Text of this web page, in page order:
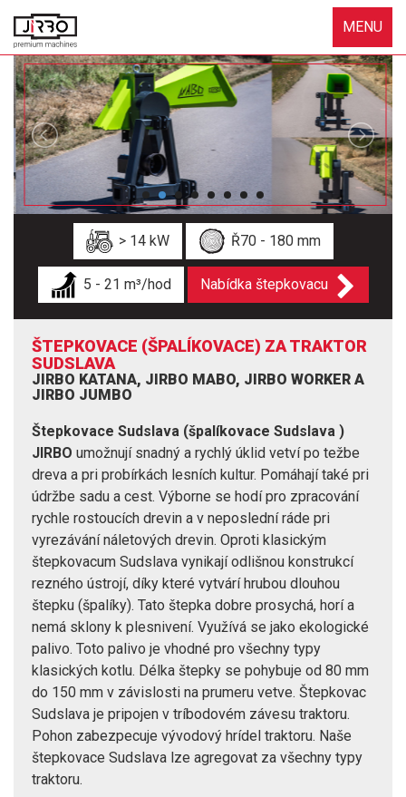
MENU
> 14 kW Ř70 - 180 mm
5 - 21 m³/hod Nabídka štepkovacu
ŠTEPKOVACE (ŠPALÍKOVACE) ZA TRAKTOR
SUDSLAVA
JIRBO KATANA, JIRBO MABO, JIRBO WORKER A
JIRBO JUMBO
Štepkovace Sudslava (špalíkovace Sudslava )
JIRBO umožnují snadný a rychlý úklid vetví po težbe
dreva a pri probírkách lesních kultur. Pomáhají také pri
údržbe sadu a cest. Výborne se hodí pro zpracování
rychle rostoucích drevin a v neposlední ráde pri
vyrezávání náletových drevin. Oproti klasickým
štepkovacum Sudslava vynikají odlišnou konstrukcí
rezného ústrojí, díky které vytvárí hrubou dlouhou
štepku (špalíky). Tato štepka dobre prosychá, horí a
nemá sklony k plesnivení. Využívá se jako ekologické
palivo. Toto palivo je vhodné pro všechny typy
klasických kotlu. Délka štepky se pohybuje od 80 mm
do 150 mm v závislosti na prumeru vetve. Štepkovac
Sudslava je pripojen v tríbodovém závesu traktoru.
Pohon zabezpecuje vývodový hrídel traktoru. Naše
štepkovace Sudslava lze agregovat za všechny typy
traktoru.